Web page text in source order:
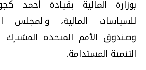
بوزارة المالية بقيادة أحمد
للسياسات المالية، والمجلس
وصندوق الأمم المتحدة
التنمية المستدامة.